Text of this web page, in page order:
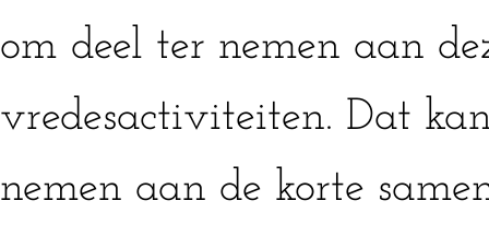
om deel ter nemen aan
vredesactiviteiten. Dat
nemen aan de korte